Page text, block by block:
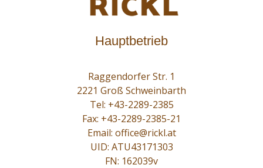
Hauptbetrieb
Raggendorfer Str. 1
2221 Groß Schweinbarth
Tel: +43-2289-2385
Fax: +43-2289-2385-21
Email: office@rickl.at
UID: ATU43171303
FN: 162039v